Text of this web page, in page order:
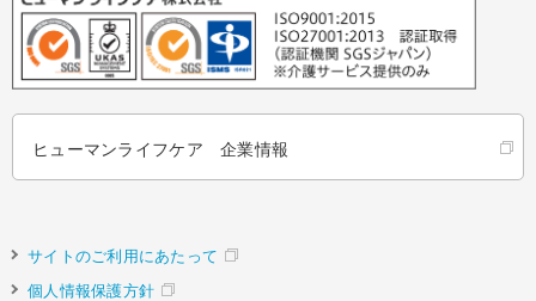
ヒューマンライフケア 企業情報
サイトのご利用にあたって
個人情報保護方針